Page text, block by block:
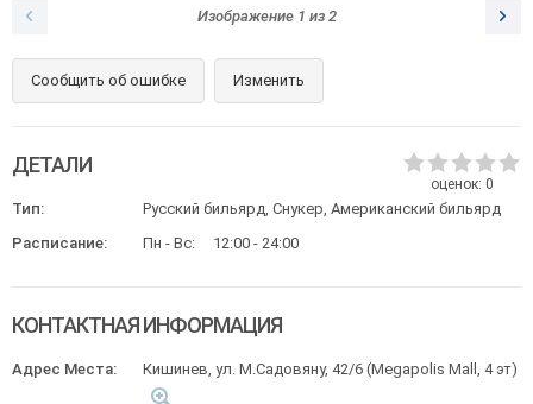
Изображение 1 из 2
Сообщить об ошибке Изменить
оценок: 0
ДЕТАЛИ
Тип:
Русский бильярд, Снукер, Американский бильярд
Расписание:
Пн - Вс: 12:00 - 24:00
КОНТАКТНАЯ ИНФОРМАЦИЯ
Адрес Места: Кишинев, ул. М.Садовяну, 42/6 (Megapolis Mall, 4 эт)